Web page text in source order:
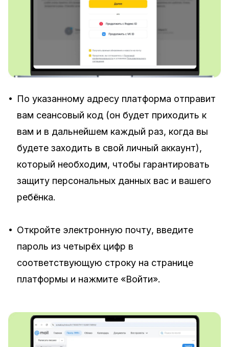
• По указанному адресу платформа отправит
вам сеансовый код (он будет приходить к
вам и в дальнейшем каждый раз, когда вы
будете заходить в свой личный аккаунт),
который необходим, чтобы гарантировать
защиту персональных данных вас и вашего
ребёнка.
• Откройте электронную почту, введите
пароль из четырёх цифр в
соответствующую строку на странице
платформы и нажмите «Войти».